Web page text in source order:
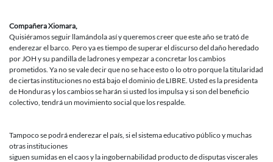
Compañera Xiomara,
Quisiéramos seguir llamándola así y queremos creer que este año se trató de
enderezar el barco. Pero ya es tiempo de superar el discurso del daño heredado
por JOH y su pandilla de ladrones y empezar a concretar los cambios
prometidos. Ya no se vale decir que no se hace esto o lo otro porque la titularidad
de ciertas instituciones no está bajo el dominio de LIBRE. Usted es la presidenta
de Honduras y los cambios se harán si usted los impulsa y si son del beneficio
colectivo, tendrá un movimiento social que los respalde.
Tampoco se podrá enderezar el país, si el sistema educativo público y muchas
otras instituciones
siguen sumidas en el caos y la ingobernabilidad producto de disputas viscerales